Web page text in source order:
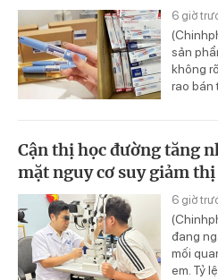
6 giờ
sản
không
rao bán
Cận thị học đường tăng
mặt nguy cơ suy giảm
6 giờ
đang
mối
em. Tỷ